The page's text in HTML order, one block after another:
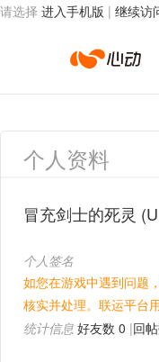
请选择 进入手机版 | 继续访
心
动
络
个人资料
冒充剑士的死灵
个人签名
如您在游戏中遇到问题
核实并处理。联运平台
统计信息 好友数 0 |回